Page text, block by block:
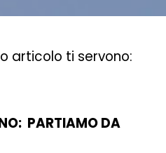
articolo ti servono:
PARTIAMO DA